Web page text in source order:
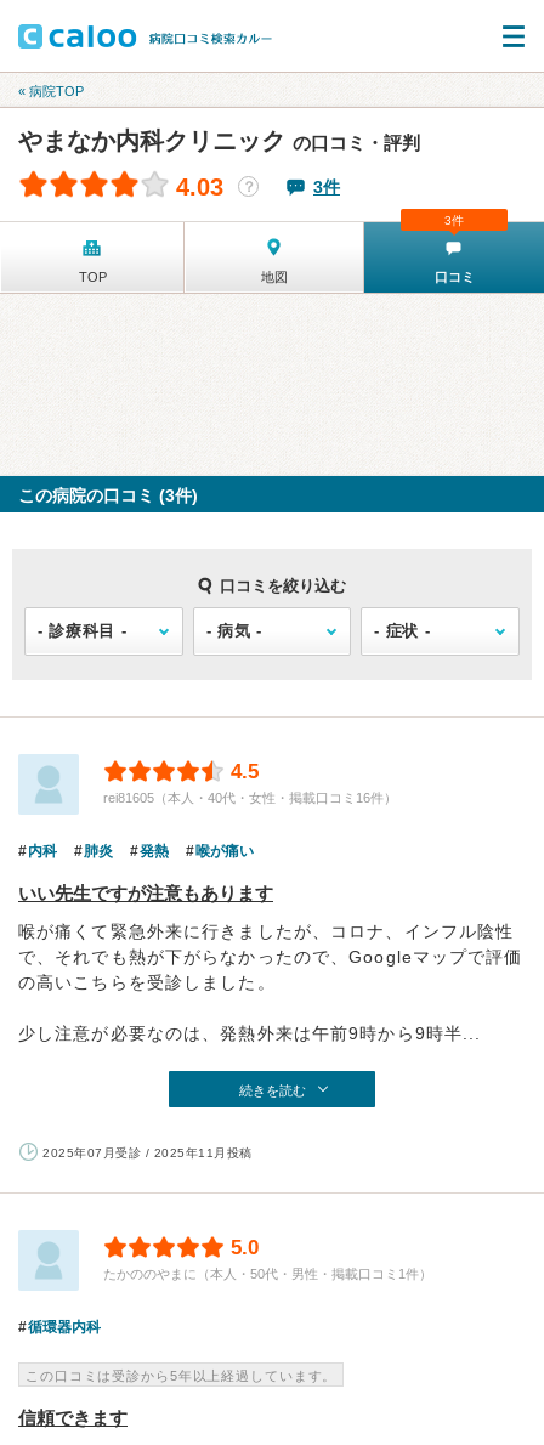
« 病院TOP
やまなか内科クリニック の口コミ・評判
4.03 ？ 3件
TOP 地図 口コミ
3件
この病院の口コミ (3件)
口コミを絞り込む
4.5
rei81605（本人・40代・女性・掲載口コミ16件）
内科 肺炎 発熱 喉が痛い
いい先生ですが注意もあります
喉が痛くて緊急外来に行きましたが、コロナ、インフル陰性
で、それでも熱が下がらなかったので、Googleマップで評価
の高いこちらを受診しました。
少し注意が必要なのは、発熱外来は午前9時から9時半...
続きを読む
2025年07月受診 / 2025年11月投稿
5.0
たかののやまに（本人・50代・男性・掲載口コミ1件）
循環器内科
この口コミは受診から5年以上経過しています。
信頼できます